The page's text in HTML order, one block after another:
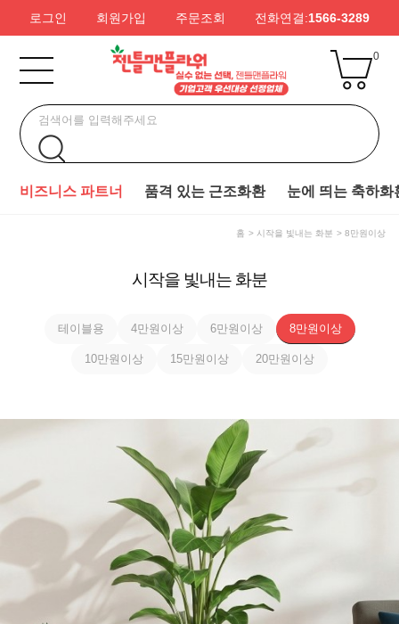
로그인 회원가입 주문조회 전화연결:1566-3289
0
비즈니스 파트너 품격 있는 근조화환 눈에 띄는 축하화
홈 시작을 빛내는 화분 8만원이상
시작을 빛내는 화분
테이블용 4만원이상 6만원이상 8만원이상
10만원이상 15만원이상 20만원이상